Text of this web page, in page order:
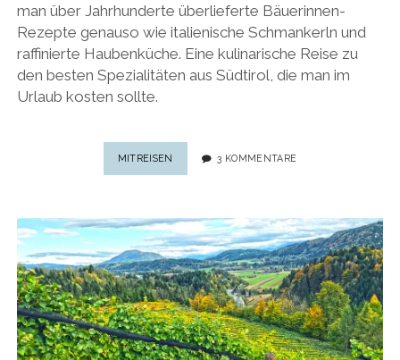
man über Jahrhunderte überlieferte Bäuerinnen-
Rezepte genauso wie italienische Schmankerln und
raffinierte Haubenküche. Eine kulinarische Reise zu
den besten Spezialitäten aus Südtirol, die man im
Urlaub kosten sollte.
MITREISEN SÜDTIROLER
SPEISEKARTE:
SÜDTIROL,
DIE
MAN
IM
URLAUB
KOSTEN
MUSS
3 KOMMENTARE